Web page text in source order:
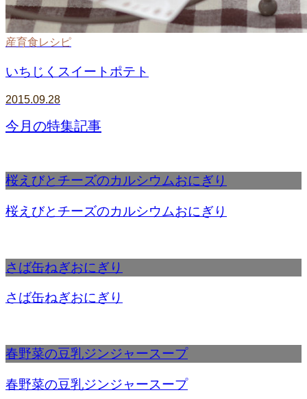
産育食レシピ
いちじくスイートポテト
2015.09.28
今月の特集記事
桜えびとチーズのカルシウムおにぎり
桜えびとチーズのカルシウムおにぎり
さば缶ねぎおにぎり
さば缶ねぎおにぎり
春野菜の豆乳ジンジャースープ
春野菜の豆乳ジンジャースープ